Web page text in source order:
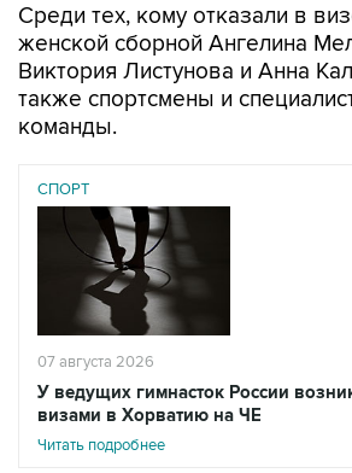
Виктория Листунова и Анна
также спортсмены и
команды.
СПОРТ
07 августа 2026
У ведущих гимнасток России
визами в Хорватию на ЧЕ
Читать подробнее
"В качестве причины отказа